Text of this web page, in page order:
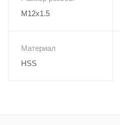
M12x1.5
Материал
HSS